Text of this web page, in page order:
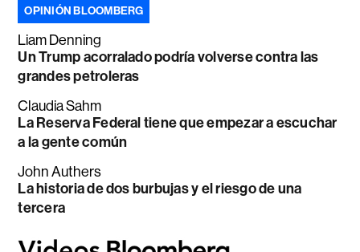
OPINIÓN BLOOMBERG
Liam Denning
Un Trump acorralado podría volverse contra las
grandes petroleras
Claudia Sahm
La Reserva Federal tiene que empezar a escuchar
a la gente común
John Authers
La historia de dos burbujas y el riesgo de una
tercera